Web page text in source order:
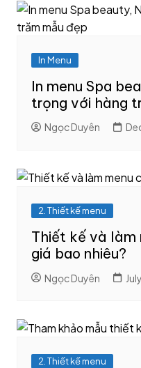
In Menu
In menu Spa
trọng với hàng
Ngọc Duyên
2. Thiết kế menu
Thiết kế và làm
giá bao nhiêu?
Ngọc Duyên
2. Thiết kế menu